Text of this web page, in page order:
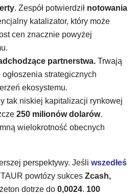
. Zespół potwierdził notowania
katalizator, który może
cen znacznie powyżej
partnerstwa. Trwają
strategicznych
ekosystemu.
tak niskiej kapitalizacji rynkowej
250 milionów dolarów.
wielokrotność obecnych
perspektywy. Jeśli wszedłeś
powtózy sukces Zcash,
dotrze do 0,0024. 100